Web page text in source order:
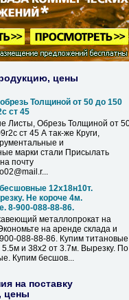
цены
Толщиной от 50 до 150
ст 45
Листы, Обрезь Толщиной от
ст 45 А так-же Круги,
и
марки стали Присылать
почту
12х18н10т.
Не короче 4м.
8-900-088-88-86.
металлопрокат на
на аренде склада и
088-88-86. Купим титановые
и 38х2 от 3.7м. Вырезку. По
Купим бесшов...
на поставку
цены